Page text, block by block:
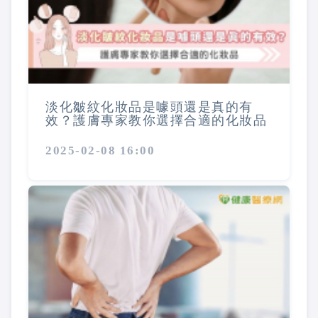
淡化皺紋化妝品是噱頭還是真的有
效？護膚專家教你選擇合適的化妝品
2025-02-08 16:00